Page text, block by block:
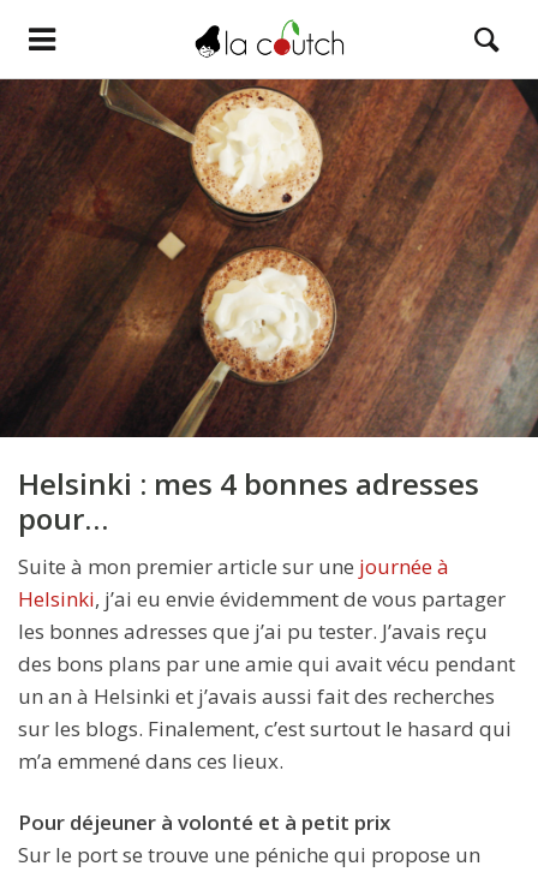
Helsinki : mes 4 bonnes adresses
pour…
Suite à mon premier article sur une journée à
Helsinki, j’ai eu envie évidemment de vous partager
les bonnes adresses que j’ai pu tester. J’avais reçu
des bons plans par une amie qui avait vécu pendant
un an à Helsinki et j’avais aussi fait des recherches
sur les blogs. Finalement, c’est surtout le hasard qui
m’a emmené dans ces lieux.
Pour déjeuner à volonté et à petit prix
Sur le port se trouve une péniche qui propose un